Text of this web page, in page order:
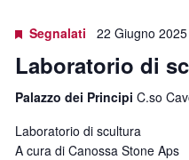
Segnalati 22 Giugno
Laboratorio di
Palazzo dei Principi C.so
Laboratorio di scultura
A cura di Canossa Stone Aps